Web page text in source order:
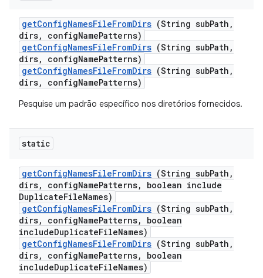
getConfigNamesFileFromDirs (String subPath ,
dirs, configNamePatterns)
getConfigNamesFileFromDirs (String subPath,
dirs, configNamePatterns)
getConfigNamesFileFromDirs (String subPath,
dirs, configNamePatterns)
Pesquise um padrão específico nos diretórios fornecidos.
static
getConfigNamesFileFromDirs (String subPath ,
dirs, configNamePatterns,
boolean include
DuplicateFileNames)
getConfigNamesFileFromDirs (String subPath,
dirs, configNamePatterns, boolean
includeDuplicateFileNames)
getConfigNamesFileFromDirs (String subPath,
dirs, configNamePatterns, boolean
includeDuplicateFileNames)